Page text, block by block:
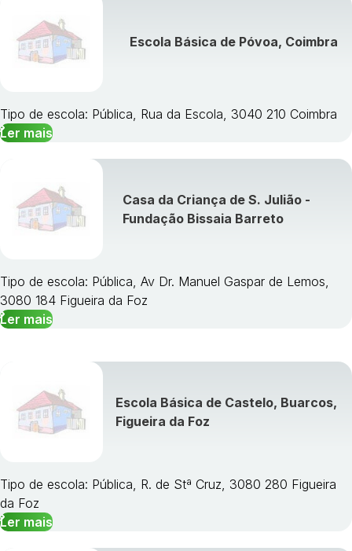
Escola Básica de Póvoa, Coimbra
Tipo de escola: Pública, Rua da Escola, 3040 210 Coimbra
Ler mais
Casa da Criança de S. Julião -
Fundação Bissaia Barreto
Tipo de escola: Pública, Av Dr. Manuel Gaspar de Lemos,
3080 184 Figueira da Foz
Ler mais
Escola Básica de Castelo, Buarcos,
Figueira da Foz
Tipo de escola: Pública, R. de Stª Cruz, 3080 280 Figueira
da Foz
Ler mais